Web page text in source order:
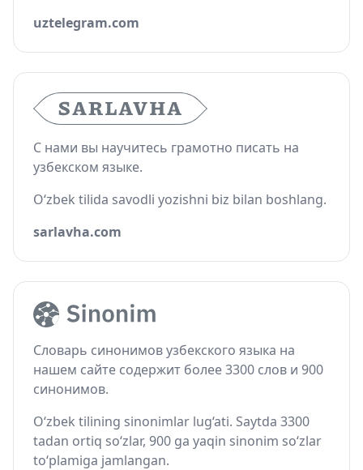
uztelegram.com
С нами вы научитесь грамотно писать на
узбекском языке.
O‘zbek tilida savodli yozishni biz bilan boshlang.
sarlavha.com
Словарь синонимов узбекского языка на
нашем сайте содержит более 3300 слов и 900
синонимов.
O‘zbek tilining sinonimlar lug‘ati. Saytda 3300
tadan ortiq so‘zlar, 900 ga yaqin sinonim so‘zlar
to‘plamiga jamlangan.